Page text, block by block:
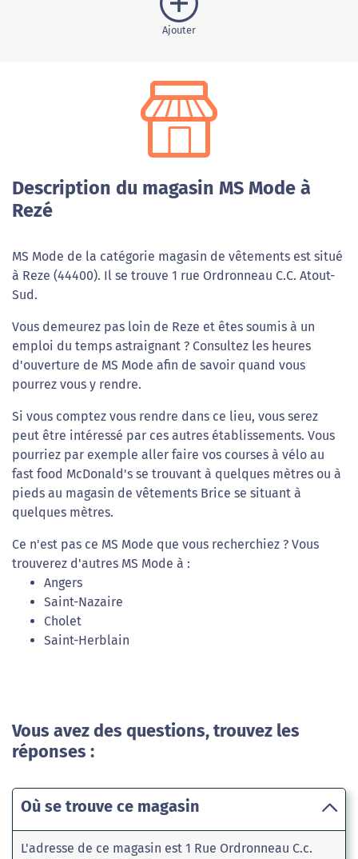
Ajouter
Description du magasin MS Mode à
Rezé
MS Mode de la catégorie magasin de vêtements est situé
à Reze (44400). Il se trouve 1 rue Ordronneau C.C. Atout-
Sud.
Vous demeurez pas loin de Reze et êtes soumis à un
emploi du temps astraignant ? Consultez les heures
d'ouverture de MS Mode afin de savoir quand vous
pourrez vous y rendre.
Si vous comptez vous rendre dans ce lieu, vous serez
peut être intéressé par ces autres établissements. Vous
pourriez par exemple aller faire vos courses à vélo au
fast food McDonald's se trouvant à quelques mètres ou à
pieds au magasin de vêtements Brice se situant à
quelques mètres.
Ce n'est pas ce MS Mode que vous recherchiez ? Vous
trouverez d'autres MS Mode à :
Angers
Saint-Nazaire
Cholet
Saint-Herblain
Vous avez des questions, trouvez les
réponses :
Où se trouve ce magasin
L'adresse de ce magasin est 1 Rue Ordronneau C.c.